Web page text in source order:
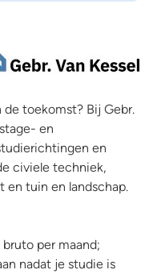
toekomst? Bij Gebr.
en
en
civiele techniek,
tuin en landschap.
per maand;
nadat je studie is